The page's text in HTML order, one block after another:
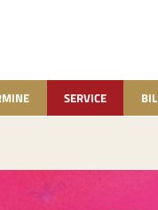
SERVICE